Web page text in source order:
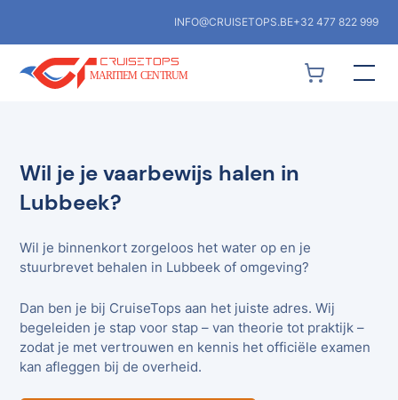
INFO@CRUISETOPS.BE+32 477 822 999
Wil je je vaarbewijs halen in
Lubbeek?
Wil je binnenkort zorgeloos het water op en je
stuurbrevet behalen in Lubbeek of omgeving?
Dan ben je bij CruiseTops aan het juiste adres. Wij
begeleiden je stap voor stap – van theorie tot praktijk –
zodat je met vertrouwen en kennis het officiële examen
kan afleggen bij de overheid.